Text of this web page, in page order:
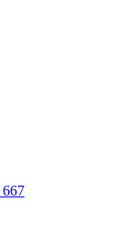
667